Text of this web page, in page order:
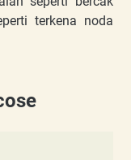
terkena noda